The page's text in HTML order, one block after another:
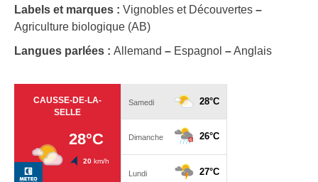
Labels et marques : Vignobles et Découvertes –
Agriculture biologique (AB)
Langues parlées : Allemand – Espagnol –Anglais